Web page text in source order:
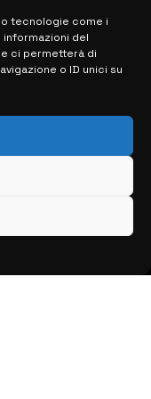
tecnologie come i
del
ci permetterà di
o ID unici su